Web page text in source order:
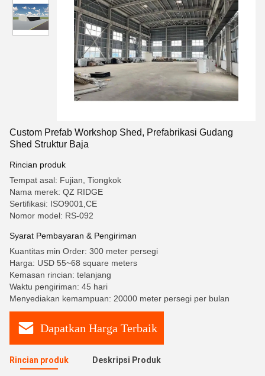
Custom Prefab Workshop Shed, Prefabrikasi Gudang
Shed Struktur Baja
Rincian produk
Tempat asal: Fujian, Tiongkok
Nama merek: QZ RIDGE
Sertifikasi: ISO9001,CE
Nomor model: RS-092
Syarat Pembayaran & Pengiriman
Kuantitas min Order: 300 meter persegi
Harga: USD 55~68 square meters
Kemasan rincian: telanjang
Waktu pengiriman: 45 hari
Menyediakan kemampuan: 20000 meter persegi per bulan
Dapatkan Harga Terbaik
Rincian produk Deskripsi Produk